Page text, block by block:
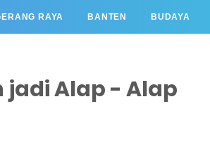
RAYA BANTEN BUDAYA
jadi Alap - Alap